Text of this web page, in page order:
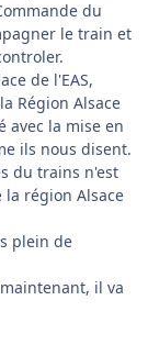
du
le train et
de l'EAS,
Région Alsace
avec la mise en
ils nous disent.
du trains n'est
région Alsace
plein de
il va